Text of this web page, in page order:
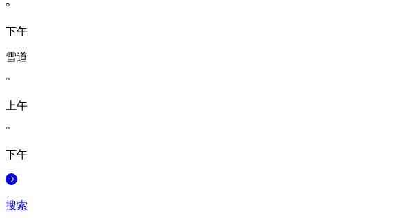
°
下午
雪道
°
上午
°
下午
搜索